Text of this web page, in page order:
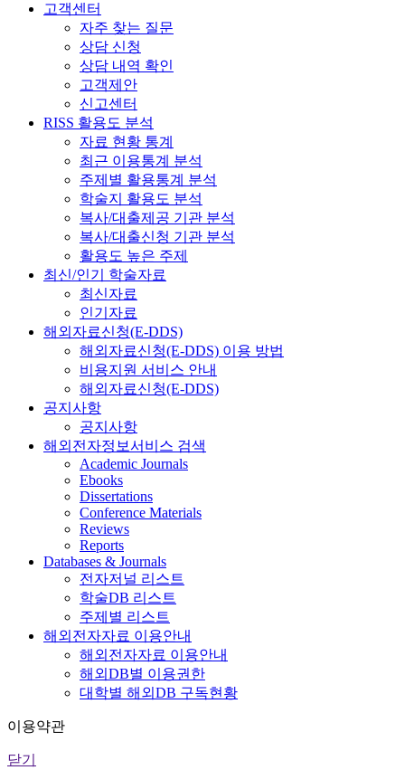
고객센터
자주 찾는 질문
상담 신청
상담 내역 확인
고객제안
신고센터
RISS 활용도 분석
자료 현황 통계
최근 이용통계 분석
주제별 활용통계 분석
학술지 활용도 분석
복사/대출제공 기관 분석
복사/대출신청 기관 분석
활용도 높은 주제
최신/인기 학술자료
최신자료
인기자료
해외자료신청(E-DDS)
해외자료신청(E-DDS) 이용 방법
비용지원 서비스 안내
해외자료신청(E-DDS)
공지사항
공지사항
해외전자정보서비스 검색
Academic Journals
Ebooks
Dissertations
Conference Materials
Reviews
Reports
Databases & Journals
전자저널 리스트
학술DB 리스트
주제별 리스트
해외전자자료 이용안내
해외전자자료 이용안내
해외DB별 이용권한
대학별 해외DB 구독현황
이용약관
닫기